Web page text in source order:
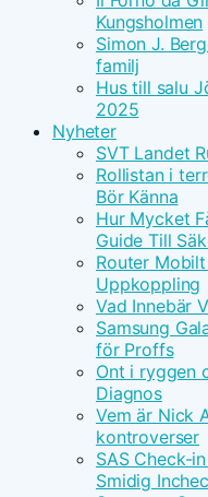
Kungsholmen
Simon J.
familj
Hus till salu
2025
Nyheter
SVT Landet
Rollistan i
Bör Känna
Hur Mycket
Guide Till
Router
Uppkoppling
Vad Innebär
Samsung
för Proffs
Ont i ryggen
Diagnos
Vem är Nick
kontroverser
SAS Check-
Smidig